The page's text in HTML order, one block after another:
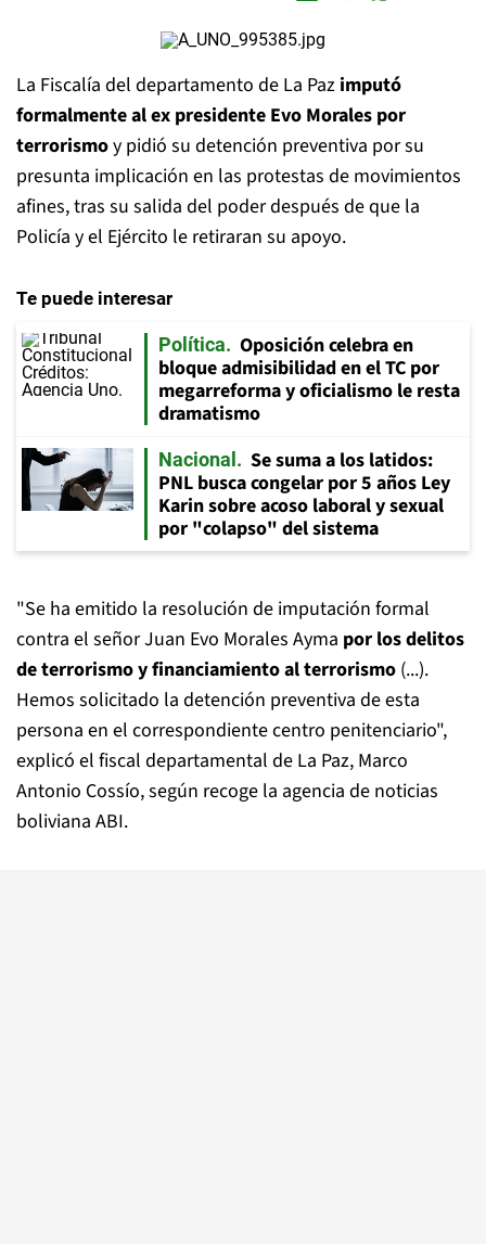
La Fiscalía del departamento de La Paz imputó
formalmente al ex presidente Evo Morales por
terrorismoy pidió su detención preventiva por su
presunta implicación en las protestas de movimientos
afines, tras su salida del poder después de que la
Policía y el Ejército le retiraran su apoyo.
Te puede interesar
Política
Oposición celebra en
bloque admisibilidad en el TC por
megarreforma y oficialismo le resta
dramatismo
Nacional
Se suma a los latidos:
PNL busca congelar por 5 años Ley
Karin sobre acoso laboral y sexual
por "colapso" del sistema
"Se ha emitido la resolución de imputación formal
contra el señor Juan Evo Morales Ayma por los delitos
de terrorismo y financiamiento al terrorismo (...).
Hemos solicitado la detención preventiva de esta
persona en el correspondiente centro penitenciario",
explicó el fiscal departamental de La Paz, Marco
Antonio Cossío, según recoge la agencia de noticias
boliviana ABI.